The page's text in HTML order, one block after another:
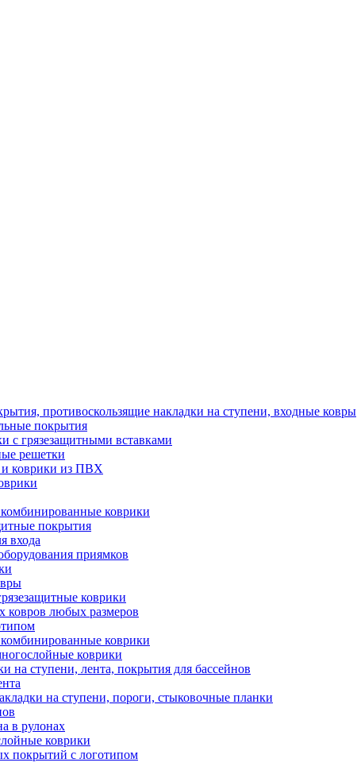
противоскользящие накладки на ступени, входные ковры
покрытия
с грязезащитными вставками
решетки
коврики из ПВХ
коврики
покрытия
входа
приямков
коврики
ковров любых размеров
коврики
коврики
на ступени, лента, покрытия для бассейнов
на ступени, пороги, стыковочные планки
в рулонах
коврики
покрытий с логотипом